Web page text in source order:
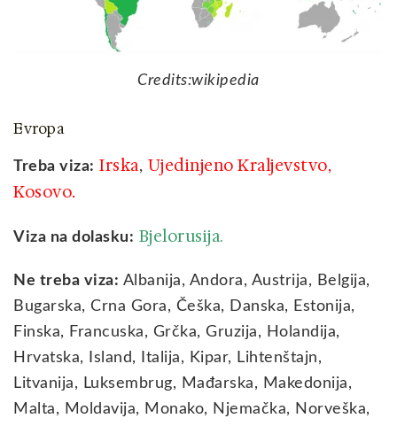
Credits:wikipedia
Evropa
Treba viza: Irska, Ujedinjeno Kraljevstvo,
Kosovo.
Viza na dolasku: Bjelorusija.
Ne treba viza: Albanija, Andora, Austrija, Belgija,
Bugarska, Crna Gora, Češka, Danska, Estonija,
Finska, Francuska, Grčka, Gruzija, Holandija,
Hrvatska, Island, Italija, Kipar, Lihtenštajn,
Litvanija, Luksembrug, Mađarska, Makedonija,
Malta, Moldavija, Monako, Njemačka, Norveška,